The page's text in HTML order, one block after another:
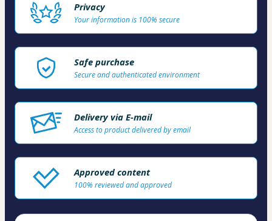
Privacy
Your information is 100% secure
Safe purchase
Secure and authenticated environment
Delivery via E-mail
Access to product delivered by email
Approved content
100% reviewed and approved